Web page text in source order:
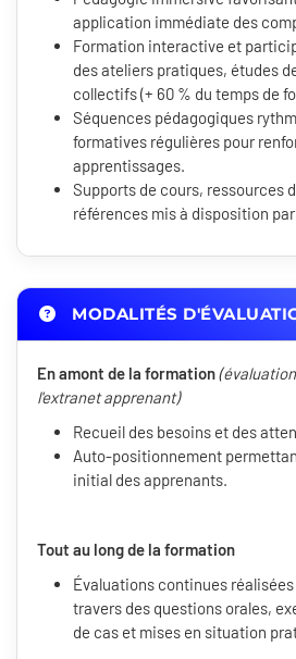
application immédiate des
Formation interactive et
des ateliers pratiques, études
collectifs (+ 60 % du temps de
Séquences pédagogiques
formatives régulières pour
apprentissages.
Supports de cours, ressources
références mis à disposition
MODALITÉS
En amont de la formation
l'extranet apprenant)
Recueil des besoins et des
Auto-positionnement
initial des apprenants.
Tout au long de la formation
Évaluations continues
travers des questions orales,
de cas et mises en situation